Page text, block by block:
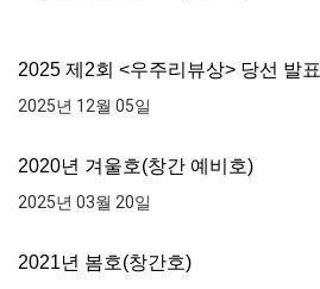
2025 제2회 <우주리뷰상> 당선 발표
2025년 12월 05일
2020년 겨울호(창간 예비호)
2025년 03월 20일
2021년 봄호(창간호)